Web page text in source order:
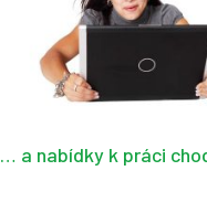
… a nabídky k práci